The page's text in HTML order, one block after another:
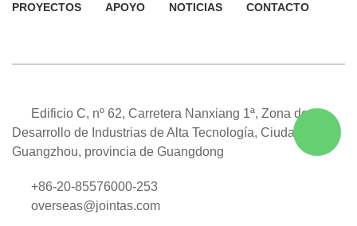
PROYECTOS
APOYO NOTICIAS CONTACTO
Edificio C, nº 62, Carretera Nanxiang 1ª, Zona de
Desarrollo de Industrias de Alta Tecnología, Ciudad de
Guangzhou, provincia de Guangdong
+86-20-85576000-253
overseas@jointas.com